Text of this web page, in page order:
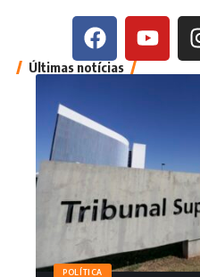
Últimas notícias
POLÍTICA